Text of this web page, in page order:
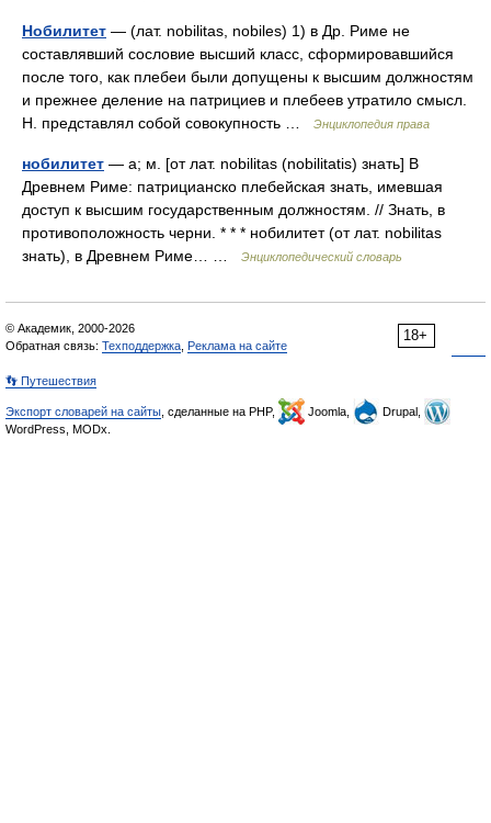
Нобилитет — (лат. nobilitas, nobiles) 1) в Др. Риме не
составлявший сословие высший класс, сформировавшийся
после того, как плебеи были допущены к высшим должностям
и прежнее деление на патрициев и плебеев утратило смысл.
Н. представлял собой совокупность …
Энциклопедия права
нобилитет — а; м. [от лат. nobilitas (nobilitatis) знать] В
Древнем Риме: патрицианско плебейская знать, имевшая
доступ к высшим государственным должностям. // Знать, в
противоположность черни. * * * нобилитет (от лат. nobilitas
знать), в Древнем Риме… …
Энциклопедический словарь
18+
© Академик, 2000-2026
Обратная связь: Техподдержка Реклама на сайте
👣 Путешествия
Экспорт словарей на сайты , сделанные на PHP, Joomla,
Drupal,
WordPress, MODx.